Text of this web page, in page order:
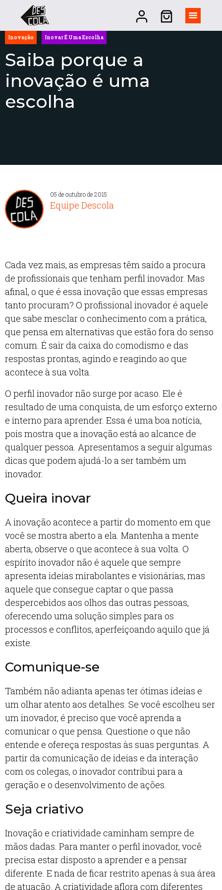
Inovação Inovar É Uma Escolha
Saiba porque a
inovação é uma
escolha
05 de outubro de 2015
Equipe Descola
Cada vez mais, as empresas têm saído a procura
de profissionais que tenham perfil inovador. Mas
afinal, o que é essa inovação que essas empresas
tanto procuram? O profissional inovador é aquele
que sabe mesclar o conhecimento com a prática,
que pensa em alternativas que estão fora do senso
comum. É sair da caixa do comodismo e das
respostas prontas, agindo e reagindo ao que
acontece à sua volta.
O perfil inovador não surge por acaso. Ele é
resultado de uma conquista, de um esforço externo
e interno para aprender. Essa é uma boa notícia,
pois mostra que a inovação está ao alcance de
qualquer pessoa. Apresentamos a seguir algumas
dicas que podem ajudá-lo a ser também um
inovador.
Queira inovar
A inovação acontece a partir do momento em que
você se mostra aberto a ela. Mantenha a mente
aberta, observe o que acontece à sua volta. O
espírito inovador não é aquele que sempre
apresenta ideias mirabolantes e visionárias, mas
aquele que consegue captar o que passa
despercebidos aos olhos das outras pessoas,
oferecendo uma solução simples para os
processos e conflitos, aperfeiçoando aquilo que já
existe.
Comunique-se
Também não adianta apenas ter ótimas ideias e
um olhar atento aos detalhes. Se você escolheu ser
um inovador, é preciso que você aprenda a
comunicar o que pensa. Questione o que não
entende e ofereça respostas às suas perguntas. A
partir da comunicação de ideias e da interação
com os colegas, o inovador contribui para a
geração e o desenvolvimento de ações.
Seja criativo
Inovação e criatividade caminham sempre de
mãos dadas. Para manter o perfil inovador, você
precisa estar disposto a aprender e a pensar
diferente. E nada de ficar restrito apenas à sua área
de atuação. A criatividade aflora com diferentes